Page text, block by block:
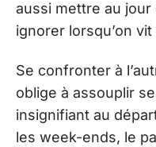
aussi mettre au jour
ignorer lorsqu’on vit
Se confronter à
oblige à assouplir
insignifiant au
les week-ends, le